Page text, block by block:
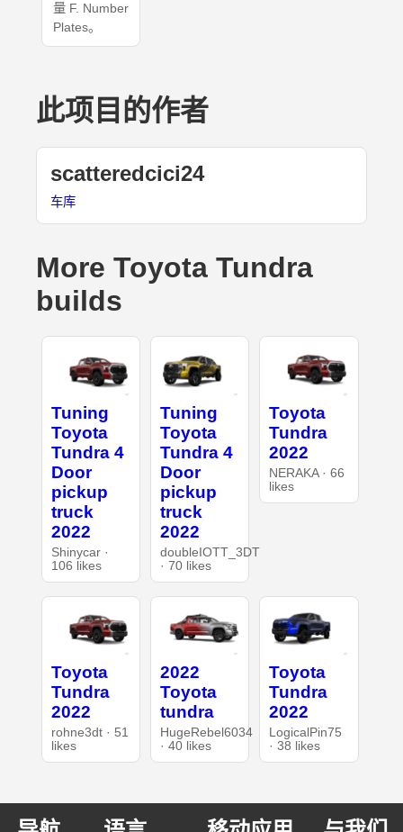
量 F. Number
Plates。
此项目的作者
scatteredcici24
车库
More Toyota Tundra
builds
Tuning
Toyota
Tundra 4
Door
pickup
truck
2022
Shinycar ·
106 likes
Tuning
Toyota
Tundra 4
Door
pickup
truck
2022
doubleIOTT_3DT
· 70 likes
Toyota
Tundra
2022
NERAKA · 66
likes
Toyota
Tundra
2022
rohne3dt · 51
likes
2022
Toyota
tundra
HugeRebel6034
· 40 likes
Toyota
Tundra
2022
LogicalPin75
· 38 likes